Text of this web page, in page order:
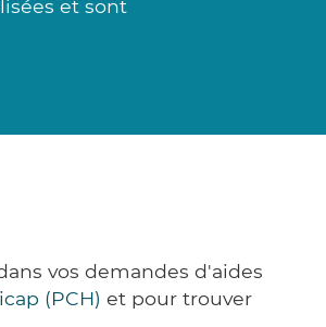
et sont
vos demandes d'aides
(PCH) et pour trouver